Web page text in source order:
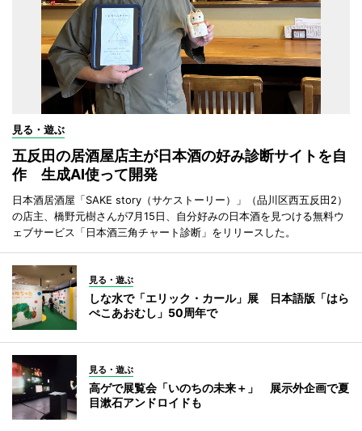
見る・遊ぶ
五反田の居酒屋店主が日本酒の好み診断サイトを自
作 生成AI使って開発
日本酒居酒屋「SAKE story（サケストーリー）」（品川区西五反田2）
の店主、橋野元樹さんが7月15日、自分好みの日本酒を見つける無料ウ
ェブサービス「日本酒三角チャート診断」をリリースした。
見る・遊ぶ
しな水で「エリック・カール」展 日本語版「はら
ぺこあおむし」50周年で
見る・遊ぶ
高ゲで展覧会「いのちの未来＋」 展示外企画で夏
目漱石アンドロイドも